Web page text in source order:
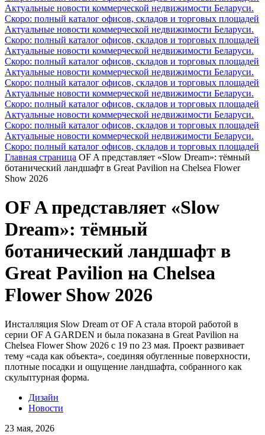
Актуальные новости коммерческой недвижимости Беларуси.
Скоро: полный каталог офисов, складов и торговых площадей
Актуальные новости коммерческой недвижимости Беларуси.
Скоро: полный каталог офисов, складов и торговых площадей
Актуальные новости коммерческой недвижимости Беларуси.
Скоро: полный каталог офисов, складов и торговых площадей
Актуальные новости коммерческой недвижимости Беларуси.
Скоро: полный каталог офисов, складов и торговых площадей
Актуальные новости коммерческой недвижимости Беларуси.
Скоро: полный каталог офисов, складов и торговых площадей
Актуальные новости коммерческой недвижимости Беларуси.
Скоро: полный каталог офисов, складов и торговых площадей
Актуальные новости коммерческой недвижимости Беларуси.
Скоро: полный каталог офисов, складов и торговых площадей
Главная страница OF A представляет «Slow Dream»: тёмный
ботанический ландшафт в Great Pavilion на Chelsea Flower
Show 2026
OF A представляет «Slow
Dream»: тёмный
ботанический ландшафт в
Great Pavilion на Chelsea
Flower Show 2026
Инсталляция Slow Dream от OF A стала второй работой в
серии OF A GARDEN и была показана в Great Pavilion на
Chelsea Flower Show 2026 с 19 по 23 мая. Проект развивает
тему «сада как объекта», соединяя обугленные поверхности,
плотные посадки и ощущение ландшафта, собранного как
скульптурная форма.
Дизайн
Новости
23 мая, 2026